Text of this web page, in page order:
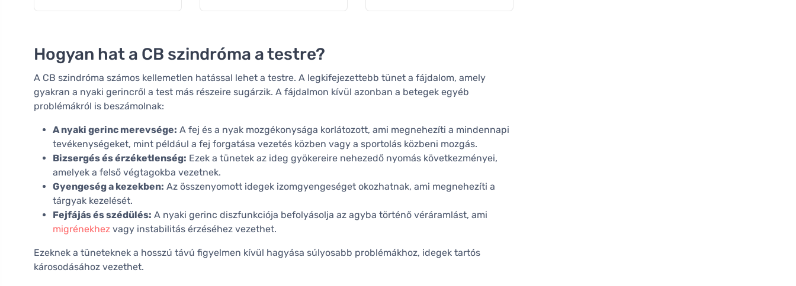
Hogyan hat a CB szindróma a testre?
A CB szindróma számos kellemetlen hatással lehet a testre. A legkifejezettebb tünet a fájdalom, amely
gyakran a nyaki gerincről a test más részeire sugárzik. A fájdalmon kívül azonban a betegek egyéb
problémákról is beszámolnak:
A nyaki gerinc merevsége: A fej és a nyak mozgékonysága korlátozott, ami megnehezíti a mindennapi
tevékenységeket, mint például a fej forgatása vezetés közben vagy a sportolás közbeni mozgás.
Bizsergés és érzéketlenség: Ezek a tünetek az ideg gyökereire nehezedő nyomás következményei,
amelyek a felső végtagokba vezetnek.
Gyengeség a kezekben: Az összenyomott idegek izomgyengeséget okozhatnak, ami megnehezíti a
tárgyak kezelését.
Fejfájás és szédülés: A nyaki gerinc diszfunkciója befolyásolja az agyba történő véráramlást, ami
migrénekhez vagy instabilitás érzéséhez vezethet.
Ezeknek a tüneteknek a hosszú távú figyelmen kívül hagyása súlyosabb problémákhoz, idegek tartós
károsodásához vezethet.